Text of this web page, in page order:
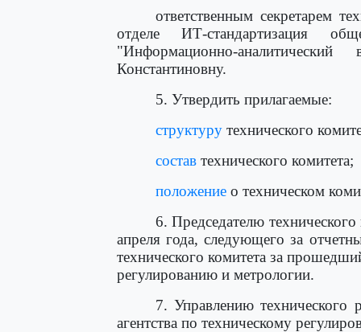
ответственным секретарем
отделе ИТ-стандартизация
"Информационно-
Константиновну.
5. Утвердить прилагаемые:
структуру технического
состав технического комитета;
положение о техническом
6. Председателю
апреля года, следующего за
технического комитета за
регулированию и метрологии.
7. Управлению технического
агентства по техническому